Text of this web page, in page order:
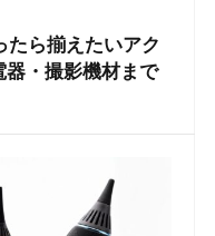
たら揃えたいアク
・撮影機材まで